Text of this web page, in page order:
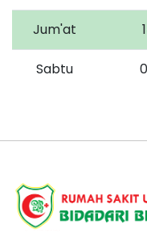
Jum'at
Sabtu